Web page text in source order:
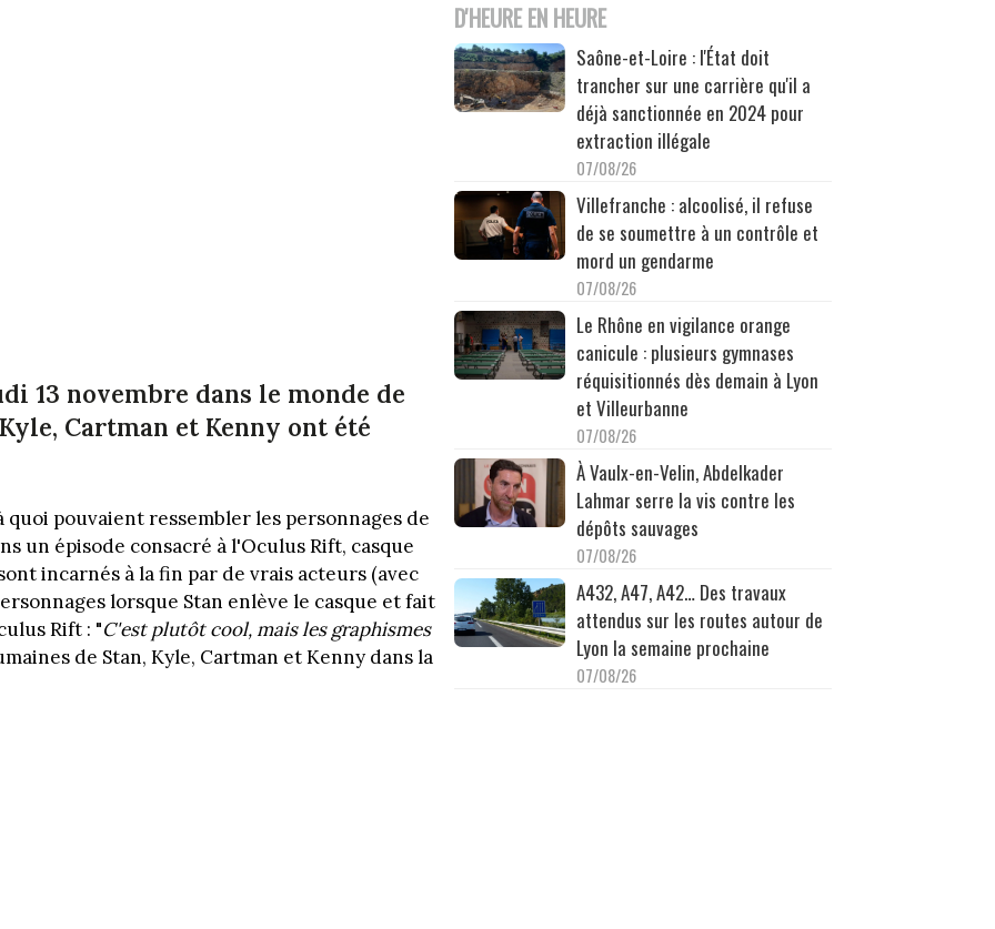
13 novembre dans le monde de
Cartman et Kenny ont été
pouvaient ressembler les personnages de
un épisode consacré à l'Oculus Rift, casque
incarnés à la fin par de vrais acteurs (avec
lorsque Stan enlève le casque et fait
Rift : "C'est plutôt cool, mais les graphismes
de Stan, Kyle, Cartman et Kenny dans la
D'HEURE EN HEURE
Saône-et-Loire : l'État doit
trancher sur une carrière qu'il a
déjà sanctionnée en 2024 pour
extraction illégale
07/08/26
Villefranche : alcoolisé, il refuse
de se soumettre à un contrôle et
mord un gendarme
07/08/26
Le Rhône en vigilance orange
canicule : plusieurs gymnases
réquisitionnés dès demain à Lyon
et Villeurbanne
07/08/26
À Vaulx-en-Velin, Abdelkader
Lahmar serre la vis contre les
dépôts sauvages
07/08/26
A432, A47, A42… Des travaux
attendus sur les routes autour de
Lyon la semaine prochaine
07/08/26